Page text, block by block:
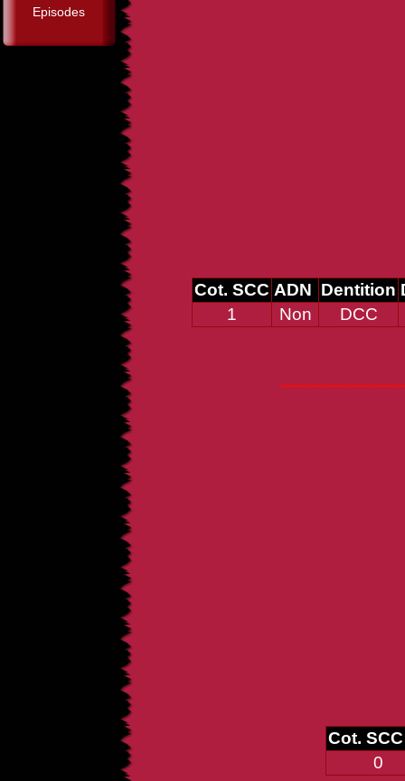
Episodes
Cot. SCC ADN Dentition
1
Non DCC
Cot. SCC
0